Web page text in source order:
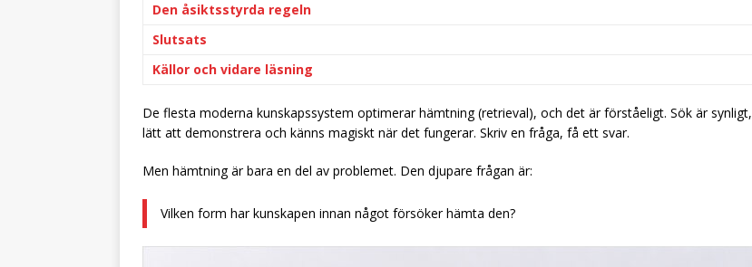
Den åsiktsstyrda regeln
Slutsats
Källor och vidare läsning
De flesta moderna kunskapssystem optimerar hämtning (retrieval), och det är förståeligt. Sök är synligt,
lätt att demonstrera och känns magiskt när det fungerar. Skriv en fråga, få ett svar.
Men hämtning är bara en del av problemet. Den djupare frågan är:
Vilken form har kunskapen innan något försöker hämta den?